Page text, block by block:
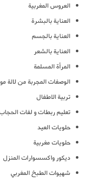
العروس المغربية
العناية بالبشرة
العناية بالجسم
العناية بالشعر
المرأة المسلمة
الوصفات المجربة من لالة
تربية الاطفال
تعليم ربطات و لفات
حلويات العيد
حلويات مغربية
ديكور واكسسوارات المنزل
شهيوات الطبخ المغربي